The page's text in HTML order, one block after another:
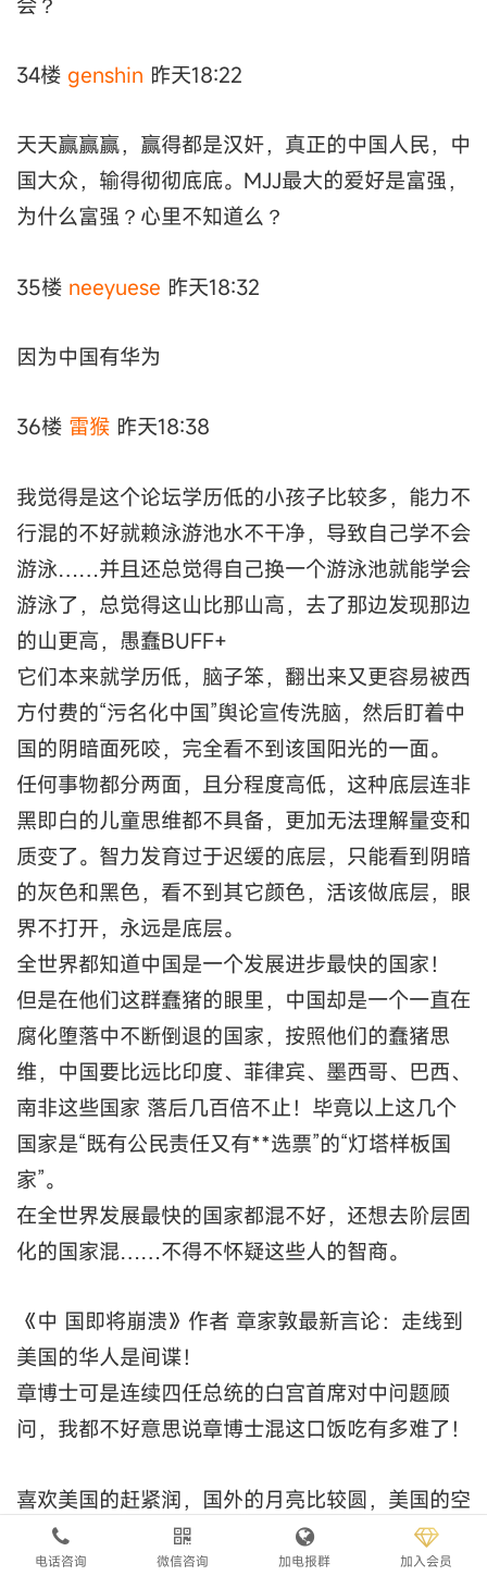
34楼 genshin 昨天18:22
天天赢赢赢，赢得都是汉奸，真正的中国人民，中
国大众，输得彻彻底底。MJJ最大的爱好是富强，
为什么富强？心里不知道么？
35楼 neeyuese 昨天18:32
因为中国有华为
36楼 雷猴 昨天18:38
我觉得是这个论坛学历低的小孩子比较多，能力不
行混的不好就赖泳游池水不干净，导致自己学不会
游泳……并且还总觉得自己换一个游泳池就能学会
游泳了，总觉得这山比那山高，去了那边发现那边
的山更高，愚蠢BUFF+
它们本来就学历低，脑子笨，翻出来又更容易被西
方付费的“污名化中国”舆论宣传洗脑，然后盯着中
国的阴暗面死咬，完全看不到该国阳光的一面。
任何事物都分两面，且分程度高低，这种底层连非
黑即白的儿童思维都不具备，更加无法理解量变和
质变了。智力发育过于迟缓的底层，只能看到阴暗
的灰色和黑色，看不到其它颜色，活该做底层，眼
界不打开，永远是底层。
全世界都知道中国是一个发展进步最快的国家！
但是在他们这群蠢猪的眼里，中国却是一个一直在
腐化堕落中不断倒退的国家，按照他们的蠢猪思
维，中国要比远比印度、菲律宾、墨西哥、巴西、
南非这些国家 落后几百倍不止！毕竟以上这几个
国家是“既有公民责任又有**选票”的“灯塔样板国
家”。
在全世界发展最快的国家都混不好，还想去阶层固
化的国家混……不得不怀疑这些人的智商。
《中 国即将崩溃》作者 章家敦最新言论：走线到
美国的华人是间谍！
章博士可是连续四任总统的白宫首席对中问题顾
问，我都不好意思说章博士混这口饭吃有多难了！
喜欢美国的赶紧润，国外的月亮比较圆，美国的空
气尤其甜！
电话咨询 微信咨询 加电报群 加入会员